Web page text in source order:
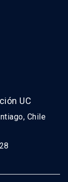
UC
Chile